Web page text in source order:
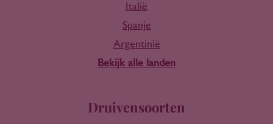
Italië
Spanje
Argentinië
Bekijk alle landen
Druivensoorten